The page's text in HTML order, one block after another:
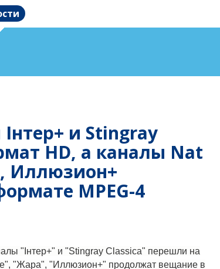
Iнтер+ и Stingray
HD, а каналы Nat
Иллюзион+
MPEG-4
"Iнтер+" и "Stingray Classica" перешли на
"Жара", "Иллюзион+" продолжат вещание в